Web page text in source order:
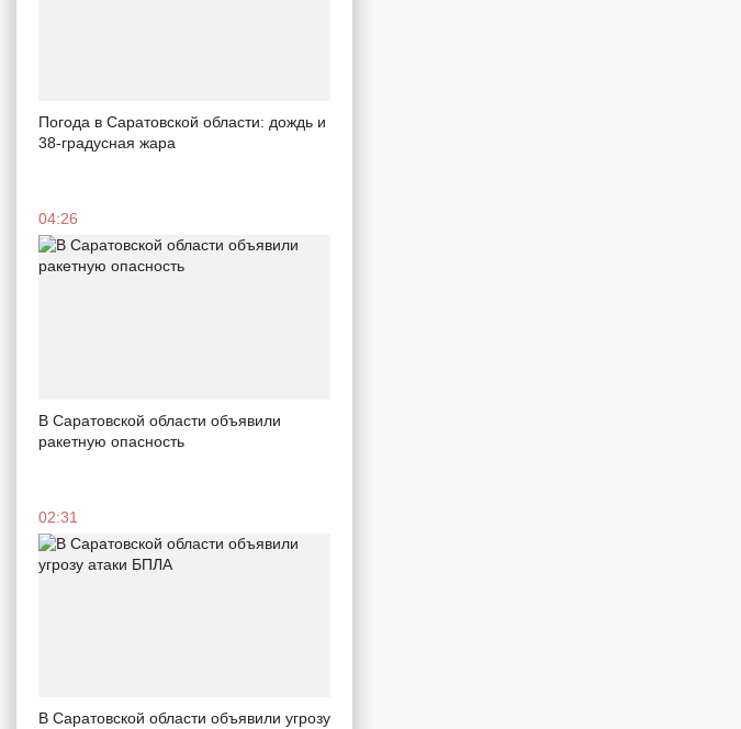
Погода в Саратовской области: дождь и
38-градусная жара
04:26
В Саратовской области объявили
ракетную опасность
02:31
В Саратовской области объявили угрозу